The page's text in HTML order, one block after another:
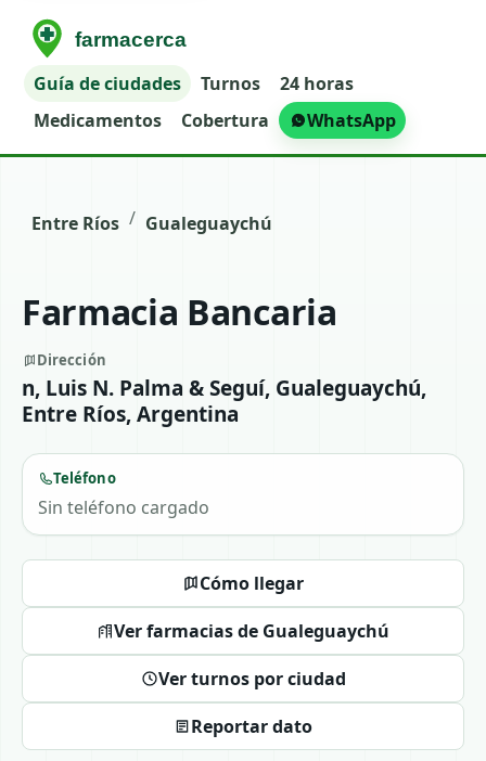
Guía de ciudades Turnos
24 horas
Medicamentos
Cobertura WhatsApp
Entre Ríos / Gualeguaychú
Farmacia Bancaria
Dirección
n, Luis N. Palma & Seguí, Gualeguaychú,
Entre Ríos, Argentina
Teléfono
Sin teléfono cargado
Cómo llegar
Ver farmacias de Gualeguaychú
Ver turnos por ciudad
Reportar dato